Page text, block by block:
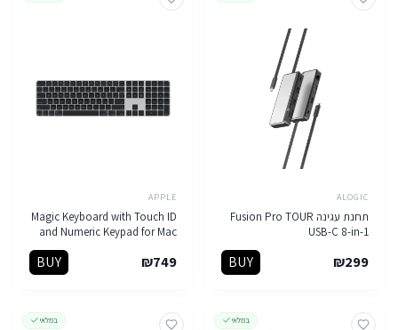
ALOGIC
תחנת עגינה Fusion Pro TOUR
USB-C 8-in-1
₪299
BUY
APPLE
Magic Keyboard with Touch ID
and Numeric Keypad for Mac
models with Apple silicon -
Hebrew - Black Keys
₪749
BUY
במלאי במלאי